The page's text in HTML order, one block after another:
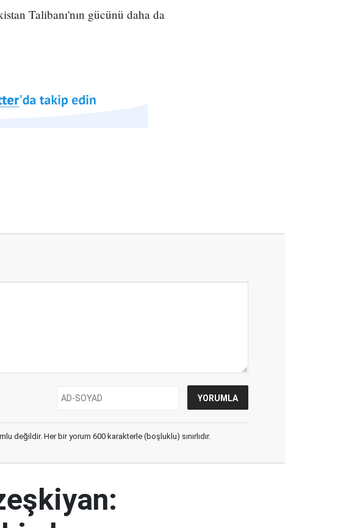
Talibanı'nın gücünü daha da
değildir. Her bir yorum 600 karakterle (boşluklu) sınırlıdır.